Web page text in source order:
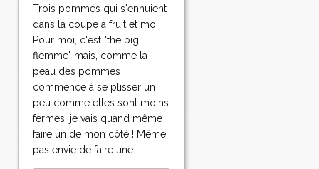
Trois pommes qui s'ennuient
dans la coupe à fruit et moi !
Pour moi, c'est "the big
flemme" mais, comme la
peau des pommes
commence à se plisser un
peu comme elles sont moins
fermes, je vais quand même
faire un de mon côté ! Même
pas envie de faire une...